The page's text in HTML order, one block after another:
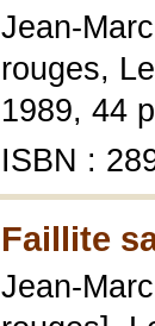
Jean-
rouges,
1989, 44
ISBN :
Faillite
Jean-